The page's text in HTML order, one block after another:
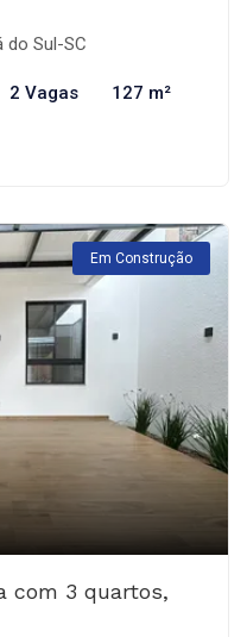
do Sul-SC
2 Vagas 127 m²
Em Construção
com 3 quartos,